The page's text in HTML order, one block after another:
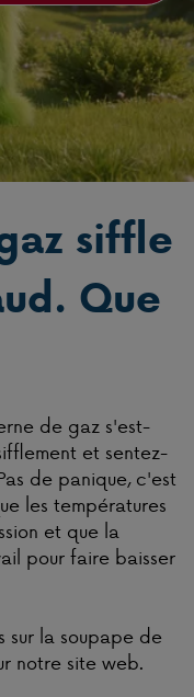
siffle
Que
de gaz s'est-
et sentez-
de panique, c'est
les températures
et que la
pour faire baisser
sur la soupape de
notre site web.